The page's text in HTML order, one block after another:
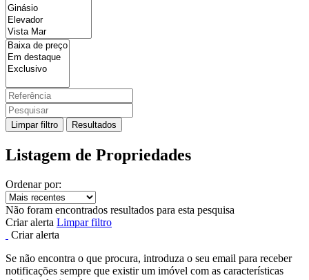
Limpar filtro Resultados
Listagem de Propriedades
Ordenar por:
Não foram encontrados resultados para esta pesquisa
Criar alerta Limpar filtro
Criar alerta
Se não encontra o que procura, introduza o seu email para receber
notificações sempre que existir um imóvel com as características